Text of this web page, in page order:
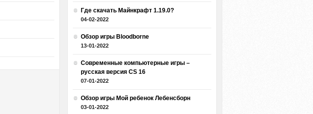
Где скачать Майнкрафт 1.19.0?
04-02-2022
Обзор игры Bloodborne
13-01-2022
Современные компьютерные игры –
русская версия CS 16
07-01-2022
Обзор игры Мой ребенок Лебенсборн
03-01-2022